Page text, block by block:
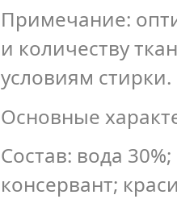
Примечание:
и количеству
условиям стирки.
Основные
Состав: вода
консервант;